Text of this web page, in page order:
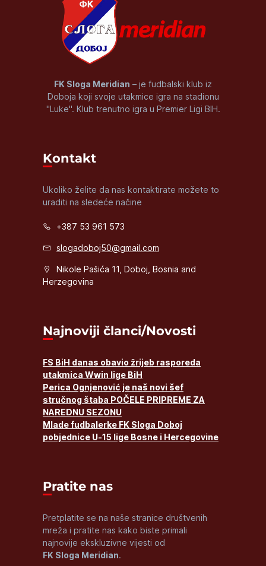
FK Sloga Meridian – je fudbalski klub iz
Doboja koji svoje utakmice igra na stadionu
"Luke". Klub trenutno igra u Premier Ligi BIH.
Kontakt
Ukoliko želite da nas kontaktirate možete to
uraditi na sledeće načine
+387 53 961 573
slogadoboj50@gmail.com
Nikole Pašića 11, Doboj, Bosnia and
Herzegovina
Najnoviji članci/Novosti
FS BiH danas obavio žrijeb rasporeda
utakmica Wwin lige BiH
Perica Ognjenović je naš novi šef
stručnog štaba POČELE PRIPREME ZA
NAREDNU SEZONU
Mlade fudbalerke FK Sloga Doboj
pobjednice U-15 lige Bosne i Hercegovine
Pratite nas
Pretplatite se na naše stranice društvenih
mreža i pratite nas kako biste primali
najnovije ekskluzivne vijesti od
FK Sloga Meridian.